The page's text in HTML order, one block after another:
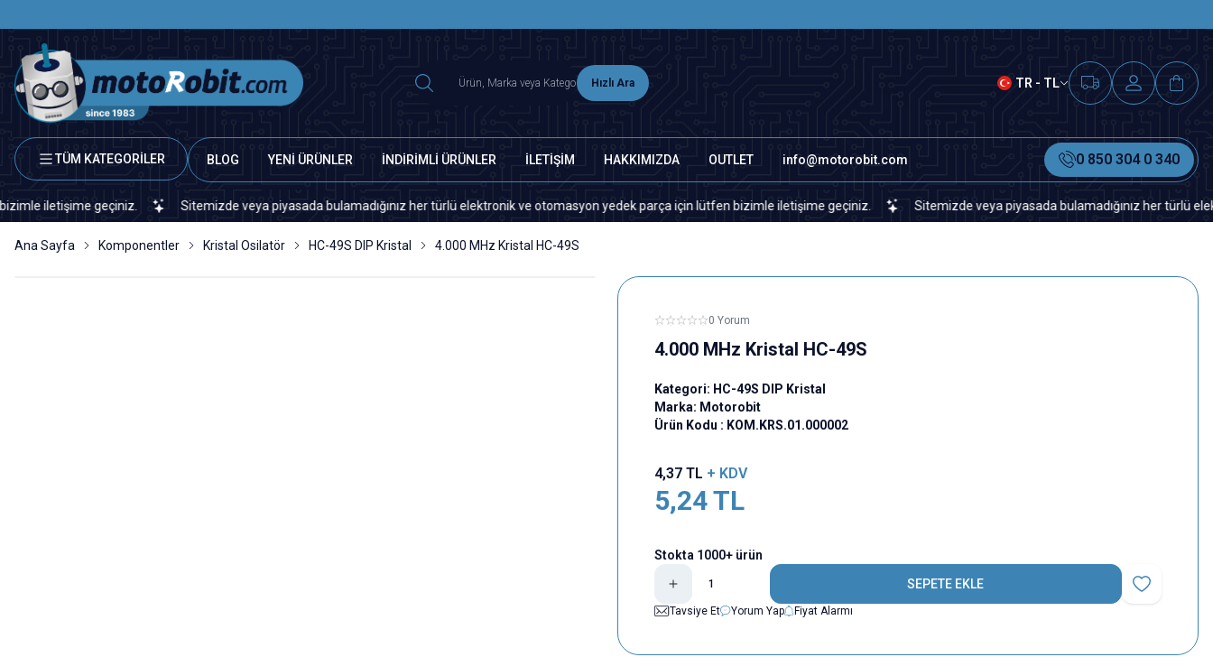
Hızlı Ara TR - TL
TÜM KATEGORİLER BLOG YENİ ÜRÜNLER İNDİRİMLİ ÜRÜNLER İLETİŞİM HAKKIMIZDA OUTLET info@motorobit.com 0 850 304 0 340
geçiniz. Sitemizde veya piyasada bulamadığınız her türlü elektronik ve otomasyon yedek parça için lütfen bizimle iletişime geçiniz. Sitemizde veya piyasada bulamadığınız her türlü
Ana Sayfa Komponentler Kristal Osilatör HC-49S DIP Kristal 4.000 MHz Kristal HC-49S
0 Yorum
4.000 MHz Kristal HC-49S
Kategori: HC-49S DIP Kristal
Marka: Motorobit
Ürün Kodu : KOM.KRS.01.000002
4,37TL + KDV
5,24TL
Stokta 1000+ ürün
SEPETE EKLE
Favoriye Ekle
Tavsiye Et
Yorum Yap Fiyat Alarmı